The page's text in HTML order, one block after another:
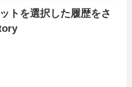
トを選択した履歴をさ